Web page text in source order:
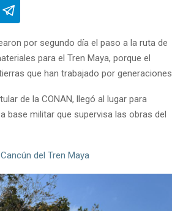
por segundo día el paso a la ruta de
para el Tren Maya, porque el
que han trabajado por generaciones.
de la CONAN, llegó al lugar para
base militar que supervisa las obras del
del Tren Maya